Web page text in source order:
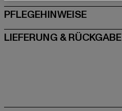
PFLEGEHINWEISE
LIEFERUNG & RÜCKGABE